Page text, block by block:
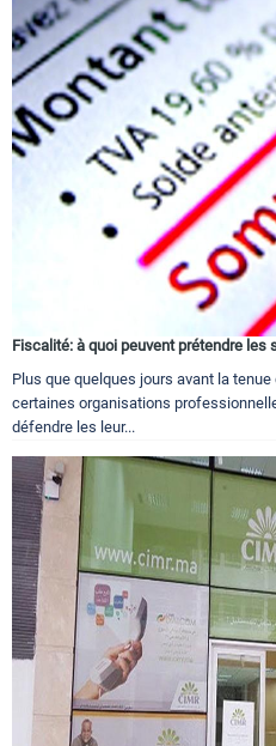
Fiscalité: à quoi peuvent prétendre
Plus que quelques jours avant la
certaines organisations
défendre les leur...